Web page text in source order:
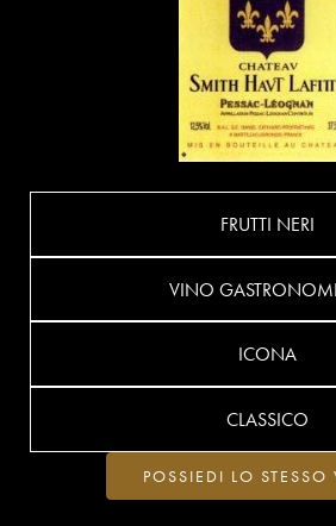
FRUTTI NERI
VINO
ICONA
CLASSICO
POSSIEDI LO